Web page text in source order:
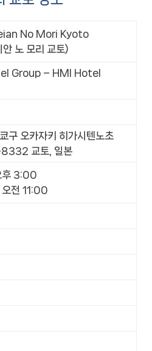
No Mori Kyoto
안 노 모리 교토)
Group – HMI Hotel
구 오카자키 히가시텐노초
교토, 일본
후 3:00
오전 11:00